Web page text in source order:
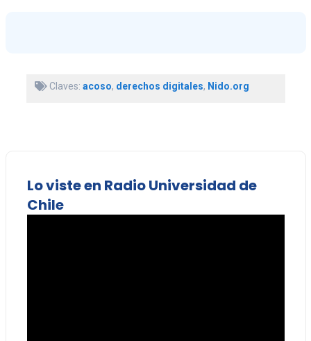
Claves: acoso, derechos digitales, Nido.org
Lo viste en Radio Universidad de
Chile